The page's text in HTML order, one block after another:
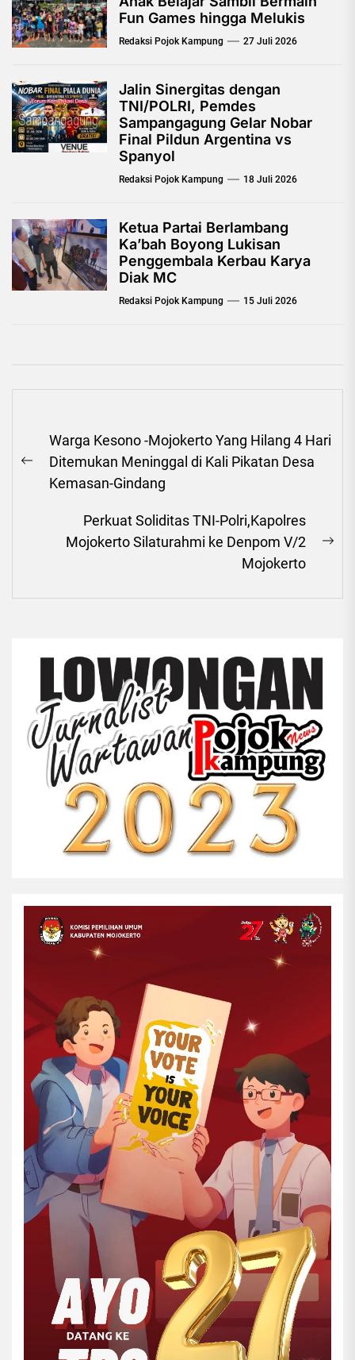
Fun Games hingga Melukis
Redaksi Pojok Kampung 27 Juli 2026
Jalin Sinergitas dengan
TNI/POLRI, Pemdes
Sampangagung Gelar Nobar
Final Pildun Argentina vs
Spanyol
Redaksi Pojok Kampung 18 Juli 2026
Ketua Partai Berlambang
Ka’bah Boyong Lukisan
Penggembala Kerbau Karya
Diak MC
Redaksi Pojok Kampung 15 Juli 2026
pos
Previous
post:
Warga Kesono -Mojokerto Yang Hilang 4 Hari
Ditemukan Meninggal di Kali Pikatan Desa
Kemasan-Gindang
Perkuat Soliditas TNI-Polri,Kapolres
Mojokerto Silaturahmi ke Denpom V/2
Mojokerto